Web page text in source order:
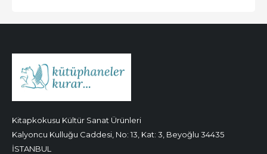
Kitapkokusu Kültür Sanat Ürünleri
Kalyoncu Kulluğu Caddesi, No: 13, Kat: 3, Beyoğlu 34435
İSTANBUL